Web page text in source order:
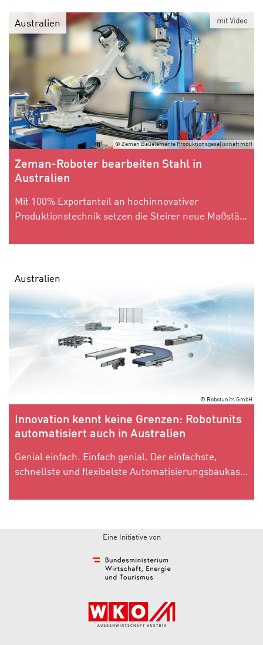
Australien
© Zeman Bauelemente Produktionsgesellschaft mbH
Zeman-Roboter bearbeiten Stahl in
Australien
Mit 100% Exportanteil an hochinnovativer
Produktionstechnik setzen die Steirer neue Maßstäbe in der globalen Stahlbaufertigung.
Australien
© Robotunits GmbH
Innovation kennt keine Grenzen: Robotunits
automatisiert auch in Australien
Genial einfach. Einfach genial. Der einfachste,
schnellste und flexibelste Automatisierungsbaukasten der Welt.
Eine Initiative von